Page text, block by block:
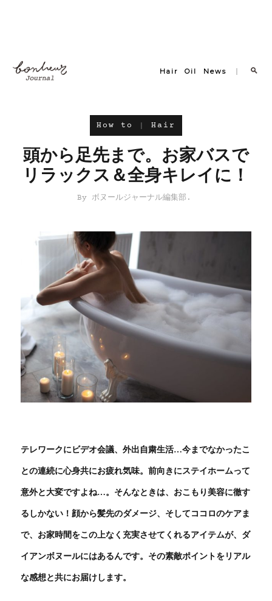
Hair Oil News
How to Hair
頭から足先まで。お家バスで
リラックス＆全身キレイに！
ボヌールジャーナル編集部
テレワークにビデオ会議、外出自粛生活…今までなかったこ
との連続に心身共にお疲れ気味。前向きにステイホームって
意外と大変ですよね…。そんなときは、おこもり美容に徹す
るしかない！顔から髪先のダメージ、そしてココロのケアま
で、お家時間をこの上なく充実させてくれるアイテムが、ダ
イアンボヌールにはあるんです。その素敵ポイントをリアル
な感想と共にお届けします。